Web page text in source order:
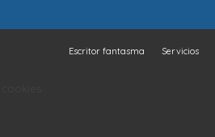
Escritor fantasma Servicios